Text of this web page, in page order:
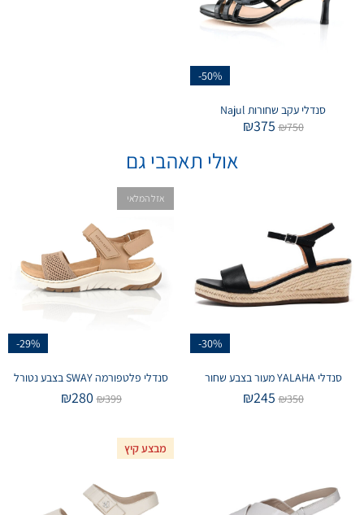
-50%
סנדלי עקב שחורות Najul
₪750
₪375
אולי תאהבי גם
-30%
סנדלי YALAHA מעור בצבע שחור
₪350
₪245
-29%
אזל המלאי
סנדלי פלטפורמה SWAY בצבע נטורל
₪399
₪280
מבצע קיץ